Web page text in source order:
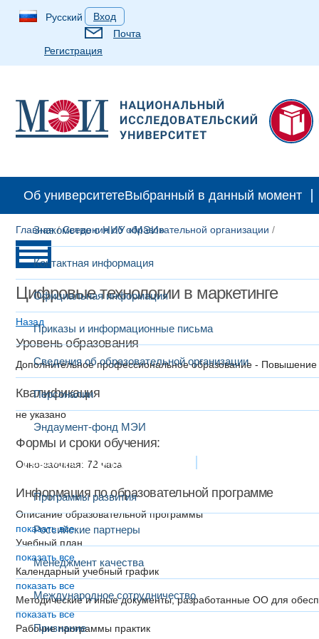
Русский
Вход
Почта
Регистрация
Об университетеВыбранный в данный момент
Знакомство с НИУ «МЭИ»
Контактная информация
Официальная информация
Приказы и информационные письма
Сведения об образовательной организации
Персоналии
Эндаумент-фонд МЭИ
Развитие и сотрудничество
Программы развития
Российские партнеры
Менеджмент качества
Международное сотрудничество
Признание
Главная/Сведения об образовательной организации /
Цифровые технологии в маркетинге
Назад
Уровень образования
Дополнительное профессиональное образование - Повышение
Квалификация
не указано
Формы и сроки обучения:
Очно-заочная: 72 часа
Информация по образовательной программе
Описание образовательной программы
показать все
Учебный план
показать все
Календарный учебный график
показать все
Методические и иные документы, разработанные ОО для
показать все
Рабочие программы практик